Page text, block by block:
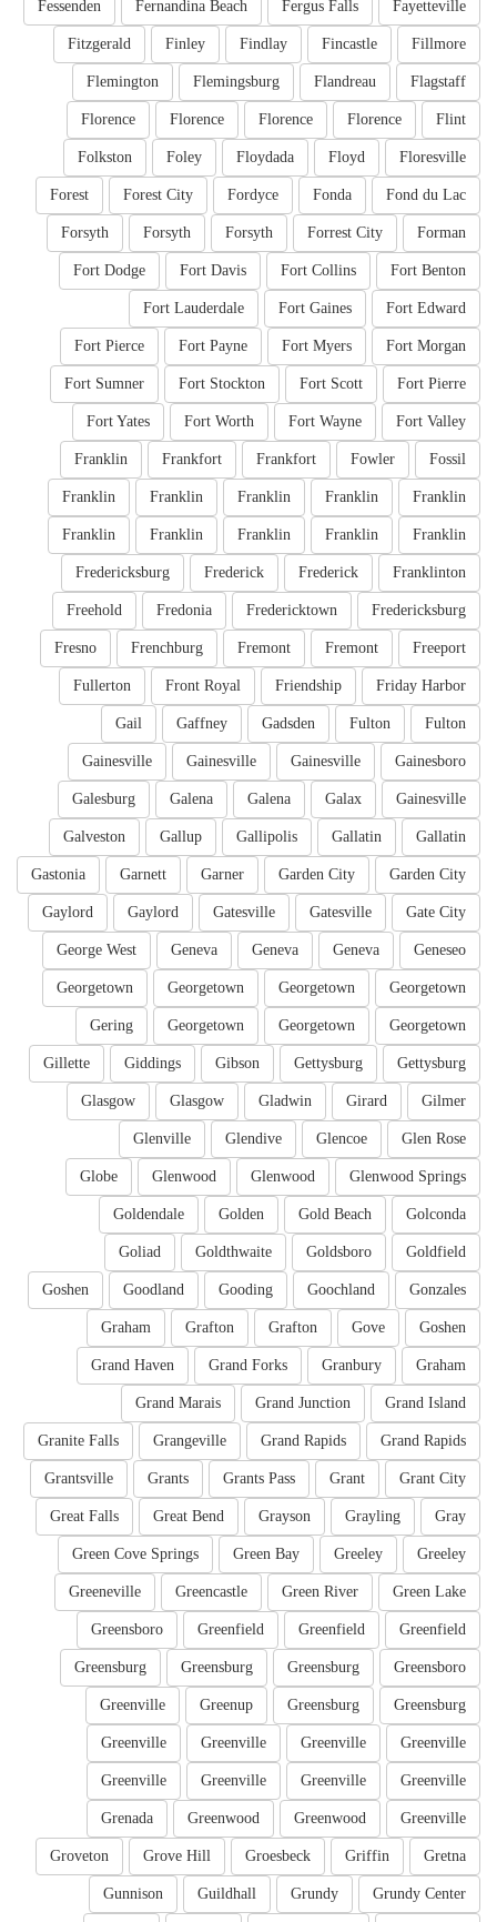
Fayetteville
Fergus Falls
Fernandina Beach
Fessenden
Fillmore
Fincastle
Findlay
Finley
Fitzgerald
Flagstaff
Flandreau
Flemingsburg
Flemington
Flint
Florence
Florence
Florence
Florence
Floresville
Floyd
Floydada
Foley
Folkston
Fond du Lac
Fonda
Fordyce
Forest City
Forest
Forman
Forrest City
Forsyth
Forsyth
Forsyth
Fort Benton
Fort Collins
Fort Davis
Fort Dodge
Fort Edward
Fort Gaines
Fort Lauderdale
Fort Morgan
Fort Myers
Fort Payne
Fort Pierce
Fort Pierre
Fort Scott
Fort Stockton
Fort Sumner
Fort Valley
Fort Wayne
Fort Worth
Fort Yates
Fossil
Fowler
Frankfort
Frankfort
Franklin
Franklin
Franklin
Franklin
Franklin
Franklin
Franklin
Franklin
Franklin
Franklin
Franklin
Franklinton
Frederick
Frederick
Fredericksburg
Fredericksburg
Fredericktown
Fredonia
Freehold
Freeport
Fremont
Fremont
Frenchburg
Fresno
Friday Harbor
Friendship
Front Royal
Fullerton
Fulton
Fulton
Gadsden
Gaffney
Gail
Gainesboro
Gainesville
Gainesville
Gainesville
Gainesville
Galax
Galena
Galena
Galesburg
Gallatin
Gallatin
Gallipolis
Gallup
Galveston
Garden City
Garden City
Garner
Garnett
Gastonia
Gate City
Gatesville
Gatesville
Gaylord
Gaylord
Geneseo
Geneva
Geneva
Geneva
George West
Georgetown
Georgetown
Georgetown
Georgetown
Georgetown
Georgetown
Georgetown
Gering
Gettysburg
Gettysburg
Gibson
Giddings
Gillette
Gilmer
Girard
Gladwin
Glasgow
Glasgow
Glen Rose
Glencoe
Glendive
Glenville
Glenwood Springs
Glenwood
Glenwood
Globe
Golconda
Gold Beach
Golden
Goldendale
Goldfield
Goldsboro
Goldthwaite
Goliad
Gonzales
Goochland
Gooding
Goodland
Goshen
Goshen
Gove
Grafton
Grafton
Graham
Graham
Granbury
Grand Forks
Grand Haven
Grand Island
Grand Junction
Grand Marais
Grand Rapids
Grand Rapids
Grangeville
Granite Falls
Grant City
Grant
Grants Pass
Grants
Grantsville
Gray
Grayling
Grayson
Great Bend
Great Falls
Greeley
Greeley
Green Bay
Green Cove Springs
Green Lake
Green River
Greencastle
Greeneville
Greenfield
Greenfield
Greenfield
Greensboro
Greensboro
Greensburg
Greensburg
Greensburg
Greensburg
Greensburg
Greenup
Greenville
Greenville
Greenville
Greenville
Greenville
Greenville
Greenville
Greenville
Greenville
Greenville
Greenwood
Greenwood
Grenada
Gretna
Griffin
Groesbeck
Grove Hill
Groveton
Grundy Center
Grundy
Guildhall
Gunnison